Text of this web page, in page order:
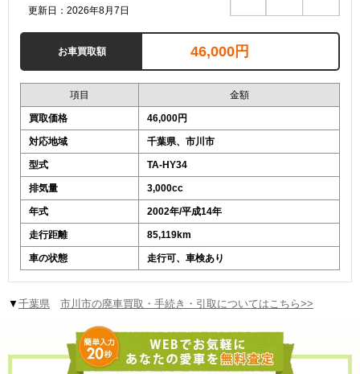
更新日：2026年8月7日
お車買取額 46,000円
項目 金額
買取価格 46,000円
対応地域 千葉県、市川市
型式 TA-HY34
排気量 3,000cc
年式 2002年/平成14年
走行距離 85,119km
車の状態 走行可、車検あり
▼ 千葉県 市川市の廃車買取・手続き・引取についてはこちら>>